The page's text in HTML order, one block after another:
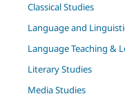
Classical Studies
Language and
Language Teaching &
Literary Studies
Media Studies